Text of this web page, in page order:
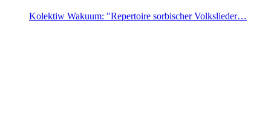
Kolektiw Wakuum: "Repertoire sorbischer Volkslieder…